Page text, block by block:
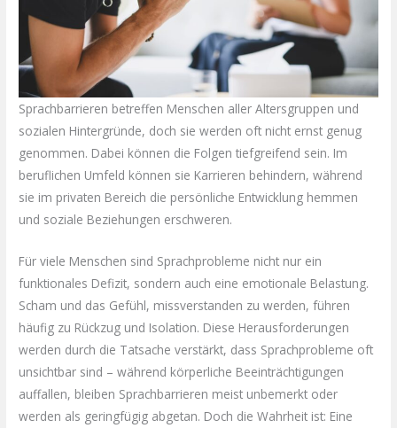
Sprachbarrieren betreffen Menschen aller Altersgruppen und
sozialen Hintergründe, doch sie werden oft nicht ernst genug
genommen. Dabei können die Folgen tiefgreifend sein. Im
beruflichen Umfeld können sie Karrieren behindern, während
sie im privaten Bereich die persönliche Entwicklung hemmen
und soziale Beziehungen erschweren.
Für viele Menschen sind Sprachprobleme nicht nur ein
funktionales Defizit, sondern auch eine emotionale Belastung.
Scham und das Gefühl, missverstanden zu werden, führen
häufig zu Rückzug und Isolation. Diese Herausforderungen
werden durch die Tatsache verstärkt, dass Sprachprobleme oft
unsichtbar sind – während körperliche Beeinträchtigungen
auffallen, bleiben Sprachbarrieren meist unbemerkt oder
werden als geringfügig abgetan. Doch die Wahrheit ist: Eine